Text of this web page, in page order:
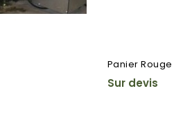
Panier Rouge
Sur devis